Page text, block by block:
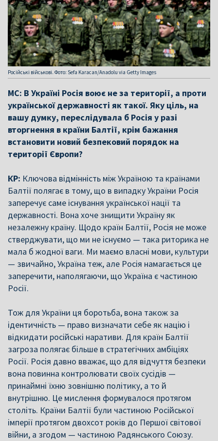
Російські військові. Фото: Sefa Karacan/Anadolu via Getty Images
МС: В Україні Росія воює не за території, а проти
української державності як такої. Яку ціль, на
вашу думку, переслідувала б Росія у разі
вторгнення в країни Балтії, крім бажання
встановити новий безпековий порядок на
території Європи?
КР: Ключова відмінність між Україною та країнами
Балтії полягає в тому, що в випадку України Росія
заперечує саме існування української нації та
державності. Вона хоче знищити Україну як
незалежну країну. Щодо країн Балтії, Росія не може
стверджувати, що ми не існуємо — така риторика не
мала б жодної ваги. Ми маємо власні мови, культури
— звичайно, Україна теж, але Росія намагається це
заперечити, наполягаючи, що Україна є частиною
Росії.
Тож для України ця боротьба, вона також за
ідентичність — право визначати себе як націю і
відкидати російські наративи. Для країн Балтії
загроза полягає більше в стратегічних амбіціях
Росії. Росія давно вважає, що для відчуття безпеки
вона повинна контролювати своїх сусідів —
принаймні їхню зовнішню політику, а то й
внутрішню. Це мислення формувалося протягом
століть. Країни Балтії були частиною Російської
імперії протягом двохсот років до Першої світової
війни, а згодом — частиною Радянського Союзу.